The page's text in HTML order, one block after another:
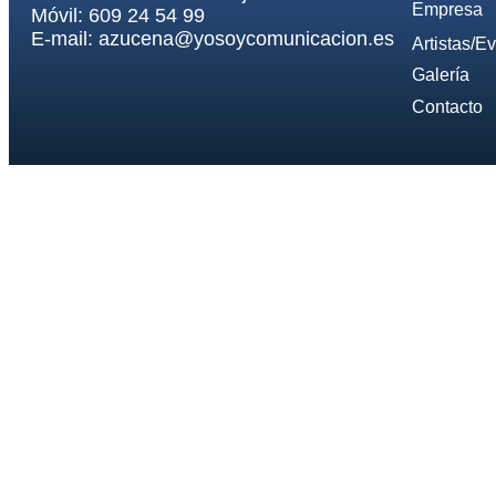
Móvil: 609 24 54 99
E-mail: azucena@yosoycomunicacion.es
Empresa
Artistas/
Galería
Contacto